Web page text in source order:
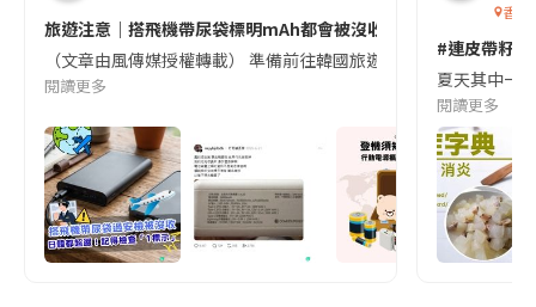
旅遊注意｜搭飛機帶尿袋標明mAh都會被沒收😱出發前切記檢查
（文章由風傳媒授權轉載） 準備前往韓國旅遊的民眾，近期要
閱讀更多
香港
#連皮帶籽
夏天其中一
閱讀更多